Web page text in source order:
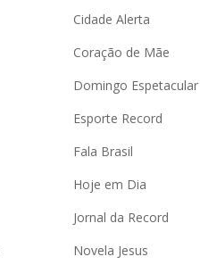
Cidade Alerta
Coração de Mãe
Domingo Espetacular
Esporte Record
Fala Brasil
Hoje em Dia
Jornal da Record
Novela Jesus